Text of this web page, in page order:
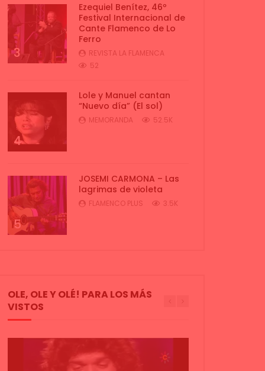
3
Ezequiel Benítez, 46º
Festival Internacional de
Cante Flamenco de Lo
Ferro
REVISTA LA FLAMENCA
52
4
Lole y Manuel cantan
“Nuevo día” (El sol)
MEMORANDA 52.5K
5
JOSEMI CARMONA – Las
lagrimas de violeta
FLAMENCO PLUS 3.5K
OLE, OLE Y OLÉ! PARA LOS MÁS
VISTOS